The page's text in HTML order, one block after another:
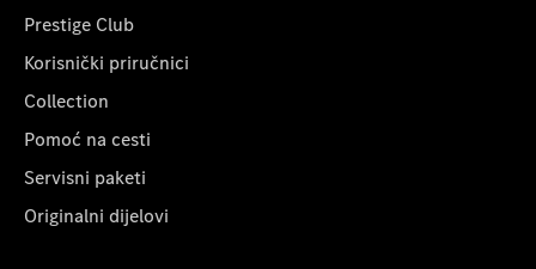
Prestige Club
Korisnički priručnici
Collection
Pomoć na cesti
Servisni paketi
Originalni dijelovi